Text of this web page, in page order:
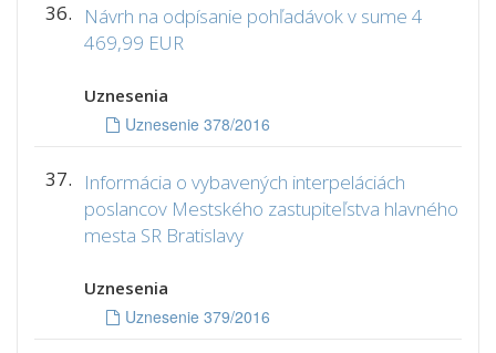
36.
Návrh na odpísanie pohľadávok v sume 4
469,99 EUR
Uznesenia
Uznesenie 378/2016
37.
Informácia o vybavených interpeláciách
poslancov Mestského zastupiteľstva hlavného
mesta SR Bratislavy
Uznesenia
Uznesenie 379/2016